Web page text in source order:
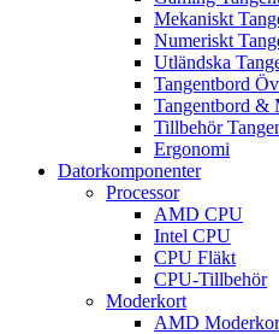
Mekaniskt
Numeriskt
Utländska
Tangentbord
Tangentbord &
Tillbehör
Ergonomi
Datorkomponenter
Processor
AMD CPU
Intel CPU
CPU Fläkt
CPU-Tillbehör
Moderkort
AMD